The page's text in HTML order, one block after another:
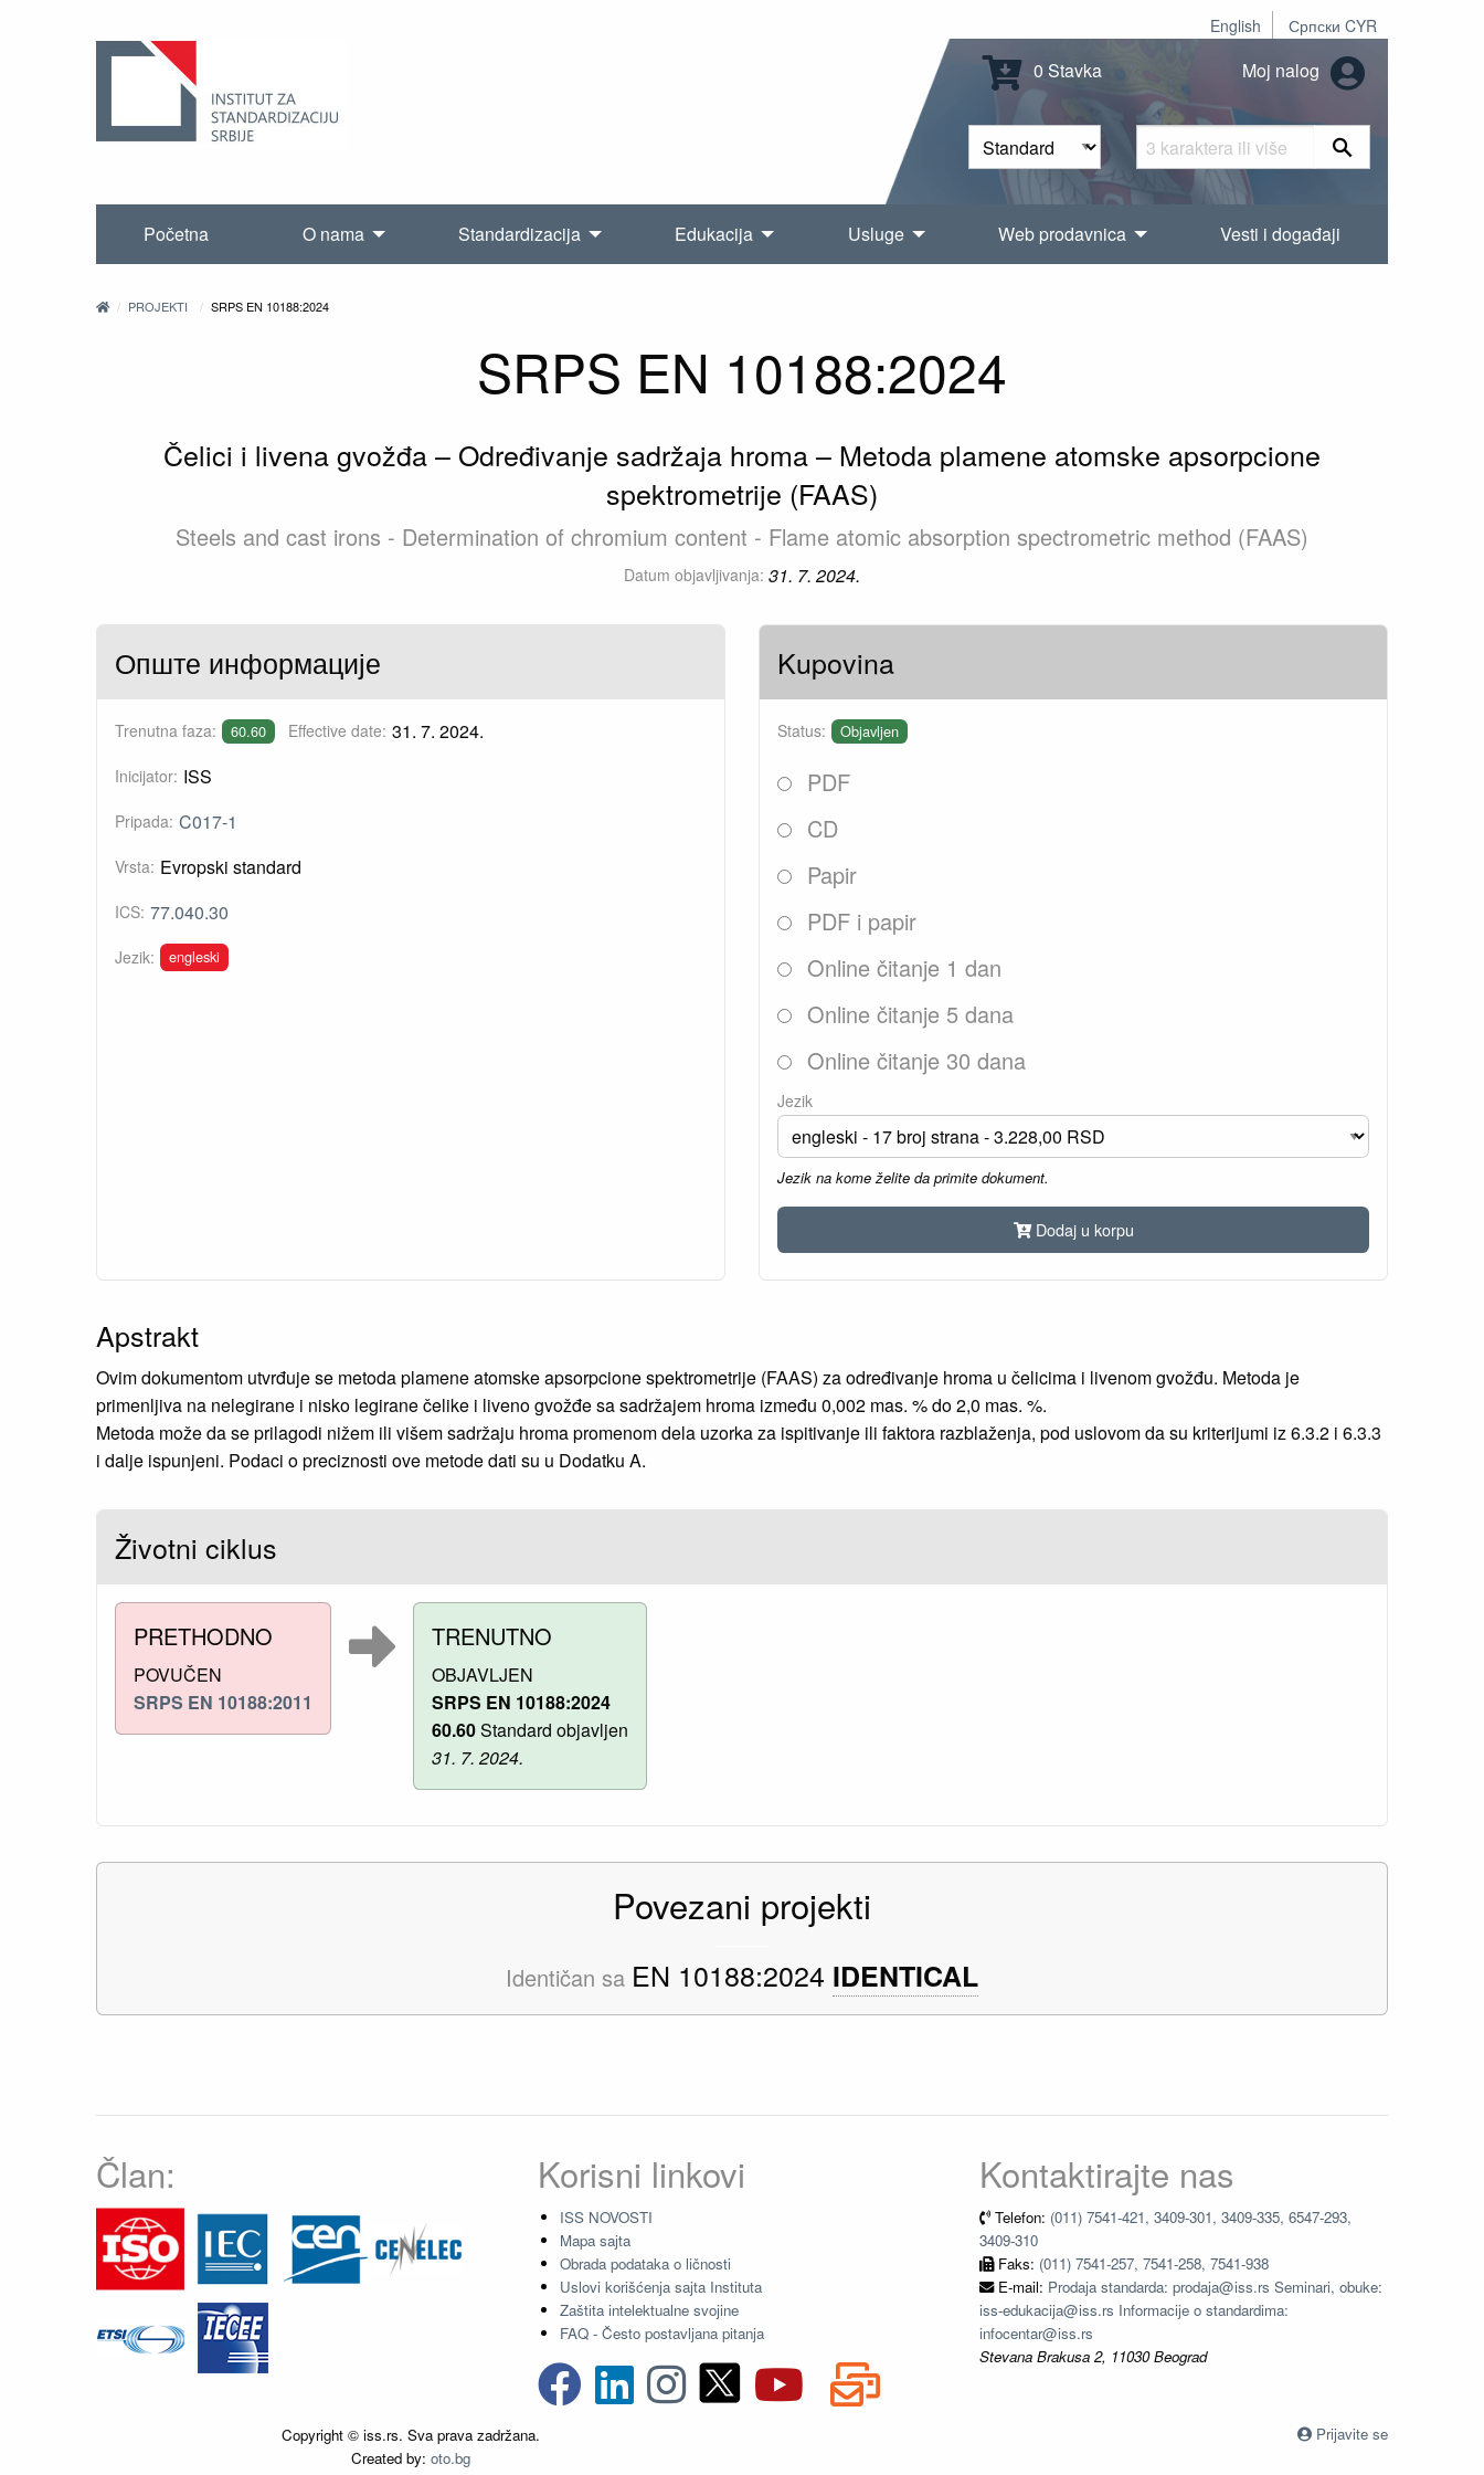
English Српски CYR
0 Stavka Moj nalog
Početna O nama Standardizacija Edukacija Usluge Web prodavnica Vesti i događaji
PROJEKTI SRPS EN 10188:2024
SRPS EN 10188:2024
Čelici i livena gvožđa – Određivanje sadržaja hroma – Metoda plamene atomske apsorpcione
spektrometrije (FAAS)
Steels and cast irons - Determination of chromium content - Flame atomic absorption spectrometric method (FAAS)
Datum objavljivanja: 31. 7. 2024.
Опште информације
Trenutna faza: 60.60 Effective date: 31. 7. 2024.
Inicijator: ISS
Pripada: C017-1
Vrsta: Evropski standard
ICS: 77.040.30
Jezik: engleski
Kupovina
Status: Objavljen
PDF
CD
Papir
PDF i papir
Online čitanje 1 dan
Online čitanje 5 dana
Online čitanje 30 dana
Jezik
Jezik na kome želite da primite dokument.
Dodaj u korpu
Apstrakt
Ovim dokumentom utvrđuje se metoda plamene atomske apsorpcione spektrometrije (FAAS) za određivanje hroma u čelicima i livenom gvožđu. Metoda je
primenljiva na nelegirane i nisko legirane čelike i liveno gvožđe sa sadržajem hroma između 0,002 mas. % do 2,0 mas. %.
Metoda može da se prilagodi nižem ili višem sadržaju hroma promenom dela uzorka za ispitivanje ili faktora razblaženja, pod uslovom da su kriterijumi iz 6.3.2 i 6.3.3
i dalje ispunjeni. Podaci o preciznosti ove metode dati su u Dodatku A.
Životni ciklus
PRETHODNO
POVUČEN
SRPS EN 10188:2011
TRENUTNO
OBJAVLJEN
SRPS EN 10188:2024
60.60Standard objavljen
31. 7. 2024.
Povezani projekti
Identičan sa EN 10188:2024 IDENTICAL
Član: Korisni linkovi
ISS NOVOSTI
Mapa sajta
Obrada podataka o ličnosti
Uslovi korišćenja sajta Instituta
Zaštita intelektualne svojine
FAQ - Često postavljana pitanja
Kontaktirajte nas
Telefon: (011) 7541-421, 3409-301, 3409-335, 6547-293,
3409-310
Faks: (011) 7541-257, 7541-258, 7541-938
E-mail: Prodaja standarda: prodaja@iss.rs Seminari, obuke:
iss-edukacija@iss.rs Informacije o standardima:
infocentar@iss.rs
Stevana Brakusa 2, 11030 Beograd
Copyright © iss.rs. Sva prava zadržana.
Created by: oto.bg
Prijavite se